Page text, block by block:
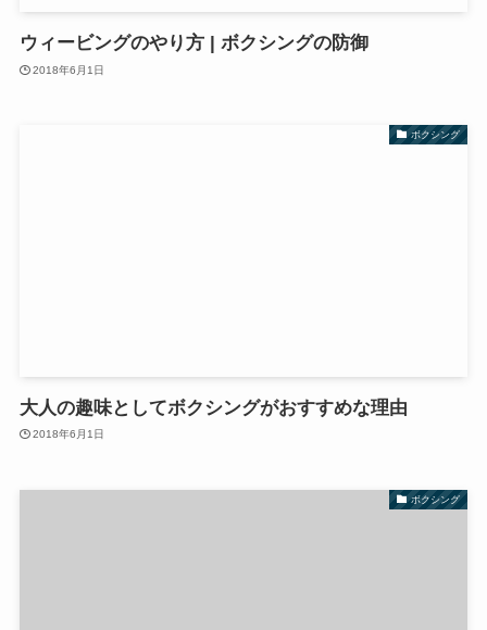
ウィービングのやり方 | ボクシングの防御
2018年6月1日
ボクシング
大人の趣味としてボクシングがおすすめな理由
2018年6月1日
ボクシング